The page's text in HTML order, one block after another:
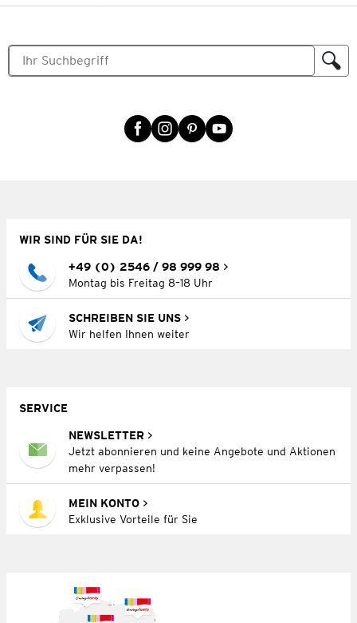
WIR SIND FÜR SIE DA!
+49 (0) 2546 / 98 999 98
Montag bis Freitag 8–18 Uhr
SCHREIBEN SIE UNS
Wir helfen Ihnen weiter
SERVICE
NEWSLETTER
Jetzt abonnieren und keine Angebote und Aktionen
mehr verpassen!
MEIN KONTO
Exklusive Vorteile für Sie